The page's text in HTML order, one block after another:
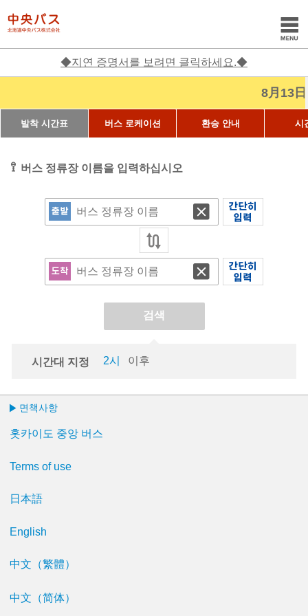
◆지연 증명서를 보려면 클릭하세요.◆
8月13日～8月15
환승 안내 시
버스 로케이션
발착 시간표
버스 정류장 이름을 입력하십시오
검색
시간대 지정 이후
면책사항
홋카이도 중앙 버스
Terms of use
日本語
English
中文（繁體）
中文（简体）